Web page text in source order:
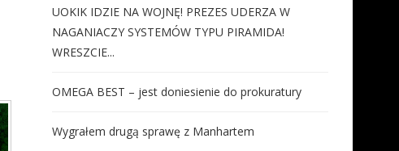
UOKIK IDZIE NA WOJNĘ! PREZES UDERZA W
NAGANIACZY SYSTEMÓW TYPU PIRAMIDA!
WRESZCIE...
OMEGA BEST – jest doniesienie do prokuratury
Wygrałem drugą sprawę z Manhartem